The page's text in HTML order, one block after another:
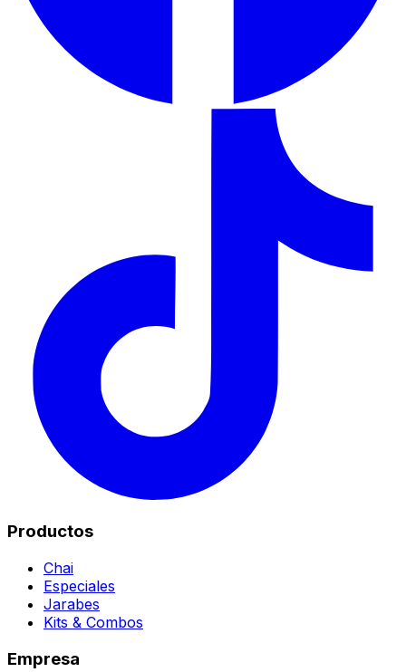
Productos
Chai
Especiales
Jarabes
Kits & Combos
Empresa